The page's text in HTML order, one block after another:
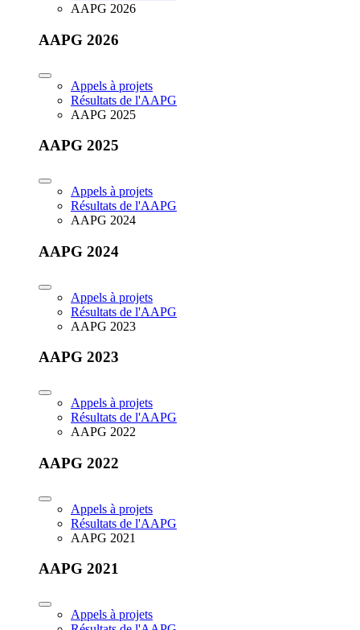
AAPG 2026
AAPG 2026
Appels à projets
Résultats de l'AAPG
AAPG 2025
AAPG 2025
Appels à projets
Résultats de l'AAPG
AAPG 2024
AAPG 2024
Appels à projets
Résultats de l'AAPG
AAPG 2023
AAPG 2023
Appels à projets
Résultats de l'AAPG
AAPG 2022
AAPG 2022
Appels à projets
Résultats de l'AAPG
AAPG 2021
AAPG 2021
Appels à projets